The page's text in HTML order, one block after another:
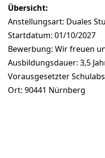
Übersicht:
Anstellungsart: Duales
Startdatum: 01/10/2027
Bewerbung: Wir freuen
Ausbildungsdauer: 3,5
Vorausgesetzter
Ort: 90441 Nürnberg